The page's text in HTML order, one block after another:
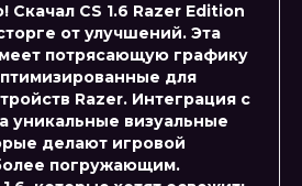
Скачал CS 1.6 Razer Edition
от улучшений. Эта
потрясающую графику
для
Razer. Интеграция с
уникальные визуальные
делают игровой
погружающим.